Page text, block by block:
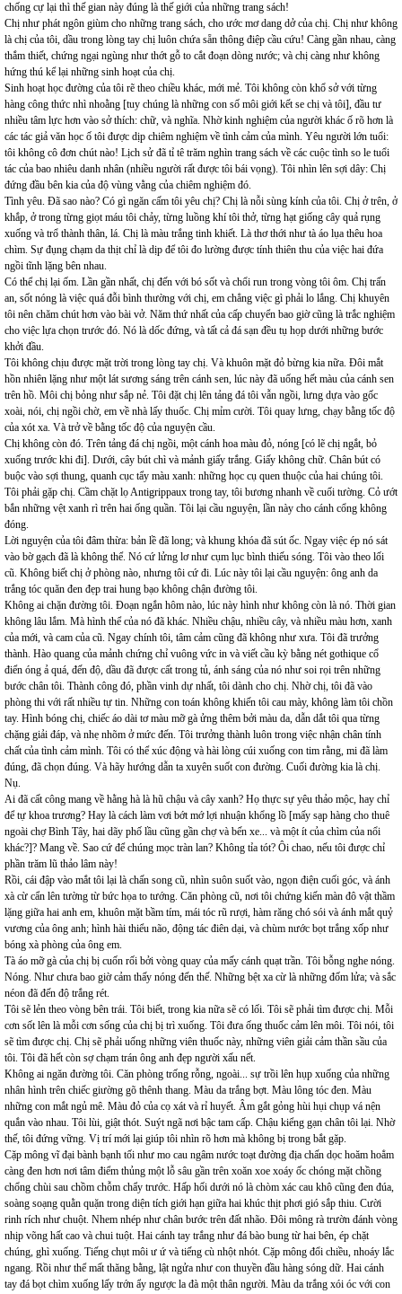
chống cự lại thì thế gian này đúng là thế giới của những trang sách!
Chị như phát ngôn giùm cho những trang sách, cho ước mơ dang dở của chị. Chị như không
là chị của tôi, dầu trong lòng tay chị luôn chứa sẵn thông điệp cầu cứu! Càng gần nhau, càng
thắm thiết, chứng ngại ngùng như thớt gỗ to cắt đoạn dòng nước; và chị càng như không
hứng thú kể lại những sinh hoạt của chị.
Sinh hoạt học đường của tôi rẽ theo chiều khác, mới mẻ. Tôi không còn khổ sở với từng
hàng công thức nhì nhoằng [tuy chúng là những con số môi giới kết se chị và tôi], đầu tư
nhiều tâm lực hơn vào sở thích: chữ, và nghĩa. Nhờ kinh nghiệm của người khác ố rõ hơn là
các tác giả văn học ố tôi được dịp chiêm nghiệm về tình cảm của mình. Yêu người lớn tuổi:
tôi không cô đơn chút nào! Lịch sử đã tỉ tê trăm nghìn trang sách về các cuộc tình so le tuổi
tác của bao nhiêu danh nhân (nhiều người rất được tôi bái vọng). Tôi nhìn lên sợi dây: Chị
đứng đầu bên kia của độ vùng vằng của chiêm nghiệm đó.
Tình yêu. Đã sao nào? Có gì ngăn cấm tôi yêu chị? Chị là nỗi sùng kính của tôi. Chị ở trên, ở
khắp, ở trong từng giọt máu tôi chảy, từng luồng khí tôi thở, từng hạt giống cây quả rụng
xuống và trổ thành thân, lá. Chị là màu trắng tinh khiết. Là thơ thới như tà áo lụa thêu hoa
chìm. Sự đụng chạm da thịt chỉ là dịp để tôi đo lường được tính thiên thu của việc hai đứa
ngồi tĩnh lặng bên nhau.
Có thể chị lại ốm. Lần gần nhất, chị đến với bó sốt và chổi run trong vòng tôi ôm. Chị trấn
an, sốt nóng là việc quá đỗi bình thường với chị, em chẳng việc gì phải lo lắng. Chị khuyên
tôi nên chăm chút hơn vào bài vở. Năm thứ nhất của cấp chuyển bao giờ cũng là trắc nghiệm
cho việc lựa chọn trước đó. Nó là dốc đứng, và tất cả đá sạn đều tụ họp dưới những bước
khởi đầu.
Tôi không chịu được mặt trời trong lòng tay chị. Và khuôn mặt đỏ bừng kia nữa. Đôi mắt
hồn nhiên lặng như một lát sương sáng trên cánh sen, lúc này đã uống hết màu của cánh sen
trên hồ. Môi chị bỏng như sắp nẻ. Tôi đặt chị lên tảng đá tôi vẫn ngồi, lưng dựa vào gốc
xoài, nói, chị ngồi chờ, em về nhà lấy thuốc. Chị mỉm cười. Tôi quay lưng, chạy bằng tốc độ
của xót xa. Và trở về bằng tốc độ của nguyện cầu.
Chị không còn đó. Trên tảng đá chị ngồi, một cánh hoa màu đỏ, nóng [có lẽ chị ngắt, bỏ
xuống trước khi đi]. Dưới, cây bút chì và mảnh giấy trắng. Giấy không chữ. Chân bút có
buộc vào sợi thung, quanh cục tẩy màu xanh: những học cụ quen thuộc của hai chúng tôi.
Tôi phải gặp chị. Cầm chặt lọ Antigrippaux trong tay, tôi bương nhanh về cuối tường. Cỏ ướt
bắn những vệt xanh rì trên hai ống quần. Tôi lại cầu nguyện, lần này cho cánh cổng không
đóng.
Lời nguyện của tôi đâm thừa: bản lề đã long; và khung khóa đã sút ốc. Ngay việc ép nó sát
vào bờ gạch đã là không thể. Nó cứ lửng lơ như cụm lục bình thiếu sóng. Tôi vào theo lối
cũ. Không biết chị ở phòng nào, nhưng tôi cứ đi. Lúc này tôi lại cầu nguyện: ông anh da
trắng tóc quăn đen đẹp trai hung bạo không chận đường tôi.
Không ai chặn đường tôi. Đoạn ngắn hôm nào, lúc này hình như không còn là nó. Thời gian
không lâu lắm. Mà hình thể của nó đã khác. Nhiều chậu, nhiều cây, và nhiều màu hơn, xanh
của mới, và cam của cũ. Ngay chính tôi, tâm cảm cũng đã không như xưa. Tôi đã trưởng
thành. Hào quang của mảnh chứng chỉ vuông vức in và viết cầu kỳ bằng nét gothique cổ
điển óng ả quá, đến độ, dầu đã được cất trong tủ, ánh sáng của nó như soi rọi trên những
bước chân tôi. Thành công đó, phần vinh dự nhất, tôi dành cho chị. Nhờ chị, tôi đã vào
phòng thi với rất nhiều tự tin. Những con toán không khiến tôi cau mày, không làm tôi chồn
tay. Hình bóng chị, chiếc áo dài tơ màu mỡ gà ửng thêm bởi màu da, dẫn dắt tôi qua từng
chặng giải đáp, và nhẹ nhõm ở mức đến. Tôi trưởng thành luôn trong việc nhận chân tính
chất của tình cảm mình. Tôi có thể xúc động và hài lòng cúi xuống con tim rằng, mi đã làm
đúng, đã chọn đúng. Và hãy hướng dẫn ta xuyên suốt con đường. Cuối đường kia là chị.
Nụ.
Ai đã cất công mang về hằng hà là hũ chậu và cây xanh? Họ thực sự yêu thảo mộc, hay chỉ
để tự khoa trương? Hay là cách làm vơi bớt mớ lợi nhuận khổng lồ [mấy sạp hàng cho thuê
ngoài chợ Bình Tây, hai dãy phố lầu cũng gần chợ và bến xe... và một ít của chìm của nổi
khác?]? Mang về. Sao cứ để chúng mọc tràn lan? Không tỉa tót? Ôi chao, nếu tôi được chỉ
phần trăm lũ thảo lâm này!
Rồi, cái đập vào mắt tôi lại là chấn song cũ, nhìn suôn suốt vào, ngọn điện cuối góc, và ánh
xà cừ cẩn lên tường từ bức họa to tướng. Căn phòng cũ, nơi tôi chứng kiến màn đô vật thầm
lặng giữa hai anh em, khuôn mặt bầm tím, mái tóc rũ rượi, hàm răng chó sói và ánh mắt quỷ
vương của ông anh; hình hài thiểu não, động tác điên dại, và chùm nước bọt trắng xốp như
bóng xà phòng của ông em.
Tà áo mỡ gà của chị bị cuốn rối bởi vòng quay của mấy cánh quạt trần. Tôi bỗng nghe nóng.
Nóng. Như chưa bao giờ cảm thấy nóng đến thế. Những bệt xa cừ là những đốm lửa; và sắc
néon đã đến độ trắng rét.
Tôi sẽ lẻn theo vòng bên trái. Tôi biết, trong kia nữa sẽ có lối. Tôi sẽ phải tìm được chị. Mỗi
cơn sốt lên là mỗi cơn sống của chị bị trì xuống. Tôi đưa ống thuốc cảm lên môi. Tôi nói, tôi
sẽ tìm được chị. Chị sẽ phải uống những viên thuốc này, những viên giải cảm thần sầu của
tôi. Tôi đã hết còn sợ chạm trán ông anh đẹp người xấu nết.
Không ai ngăn đường tôi. Căn phòng trống rỗng, ngoài... sự trồi lên hụp xuống của những
nhân hình trên chiếc giường gõ thênh thang. Màu da trắng bợt. Màu lông tóc đen. Màu
những con mắt ngủ mê. Màu đỏ của cọ xát và rỉ huyết. Âm gắt gỏng hùi hụi chụp vá nện
quắn vào nhau. Tôi lùi, giật thót. Suýt ngã nơi bậc tam cấp. Chậu kiểng gạn chân tôi lại. Nhờ
thế, tôi đứng vững. Vị trí mới lại giúp tôi nhìn rõ hơn mà không bị trong bắt gặp.
Cặp mông vĩ đại bành bạnh tối như mo cau ngâm nước toạt đường địa chấn dọc hoăm hoẳm
càng đen hơn nơi tâm điểm thủng một lỗ sâu gần trên xoăn xoe xoáy ốc chóng mặt chồng
chổng chùi sau chồm chỗm chẩy trước. Hấp hối dưới nó là chòm xác cau khô cũng đen đúa,
soàng soạng quằn quặn trong diện tích giới hạn giữa hai khúc thịt phơi gió sắp thiu. Cười
rinh rích như chuột. Nhem nhép như chân bước trên đất nhão. Đôi mông rà trườn đánh vòng
nhịp võng hất cao và chui tuột. Hai cánh tay trắng như đá bào bung từ hai bên, ép chặt
chúng, ghì xuống. Tiếng chụt môi ư ứ và tiếng cù nhột nhót. Cặp mông đổi chiều, nhoáy lắc
ngang. Rồi như thể mất thăng bằng, lật ngửa như con thuyền đầu hàng sóng dữ. Hai cánh
tay đá bọt chìm xuống lấy trớn ẩy ngược la đà một thân người. Màu da trắng xói óc với con